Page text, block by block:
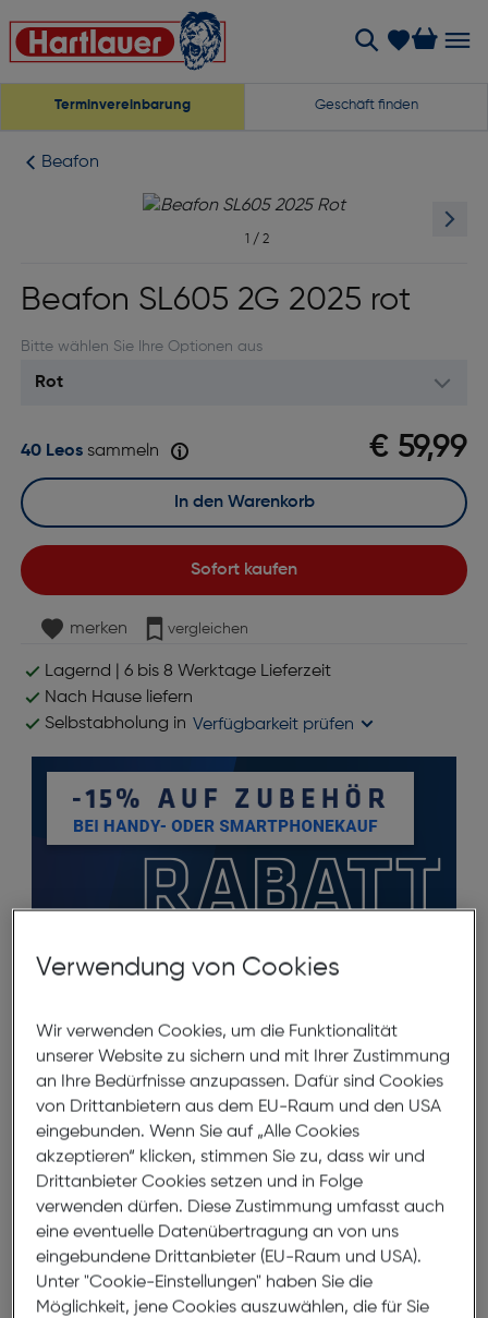
Terminvereinbarung Geschäft finden
Beafon
1 / 2
Beafon SL605 2G 2025 rot
Bitte wählen Sie Ihre Optionen aus
€ 59,99
40 Leossammeln
Sofort kaufen
In den Warenkorb
merken vergleichen
Lagernd | 6 bis 8 Werktage Lieferzeit
Nach Hause liefern
Selbstabholung in Verfügbarkeit prüfen
Produktbeschreibung
Beafon SL605 2G 2025 rot
ArtNr.: 180012261
Modisches und schmales Klapphandy mit
Außendisplay
XL 2,4” Farbinnendisplay
XL 1,44”Farbaußendisplay
Kamera
Fotokontaktanzeige
Extra große beleuchtete Tasten
Verwendung von Cookies
Wir verwenden Cookies, um die Funktionalität
unserer Website zu sichern und mit Ihrer Zustimmung
an Ihre Bedürfnisse anzupassen. Dafür sind Cookies
von Drittanbietern aus dem EU-Raum und den USA
eingebunden. Wenn Sie auf „Alle Cookies
akzeptieren“ klicken, stimmen Sie zu, dass wir und
Drittanbieter Cookies setzen und in Folge
verwenden dürfen. Diese Zustimmung umfasst auch
eine eventuelle Datenübertragung an von uns
eingebundene Drittanbieter (EU-Raum und USA).
Unter "Cookie-Einstellungen" haben Sie die
Möglichkeit, jene Cookies auszuwählen, die für Sie